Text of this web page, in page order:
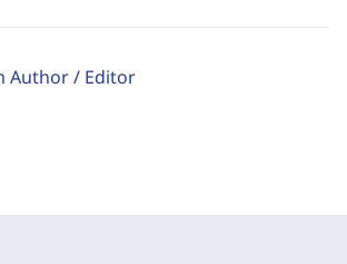
Author / Editor